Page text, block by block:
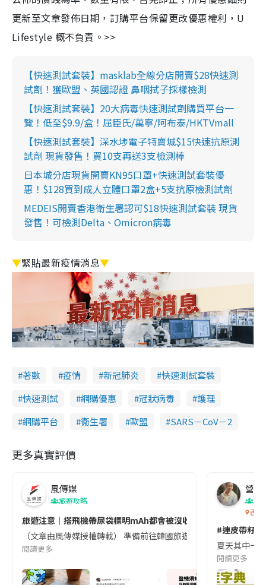
更新至文章發佈日期，訂購平台保留更改優惠權利，U
Lifestyle 概不負責。>>
【快速測試套裝】masklab全線分店開賣$28快速測
試劑！獲歐盟、英國認證 鼻咽拭子採樣檢測
【快速測試套裝】20大病毒快速測試劑購買平台一
覽！低至$9.9/盒！屈臣氏/萬寧/阿布泰/HKTVmall
【快速測試套裝】深水埗電子特賣城$15快速抗原測
試劑 現貨發售！買10支再送3支檢測棒
日本城分店現貨開賣KN95口罩+快速測試套裝優
惠！$128買到成人立體口罩2盒+5支抗原檢測試劑
MEDEIS開賣香港衛生署認可$18快速測試套裝 現貨
發售！可檢測Delta、Omicron病毒
▼緊貼最新疫情消息▼
著數 疫情 新冠肺炎
快速測試套裝
快速測試
網購優惠 冠狀病毒
護理
網購平台
衞生署 歐盟 SARS－CoV－2
更多真實評價
風傳媒
旅遊攻略
旅遊注意｜搭飛機帶尿袋標明mAh都會被沒收😱出發前切記檢查
（文章由風傳媒授權轉載） 準備前往韓國旅遊的民眾，近期要
閱讀更多
營養
香港
#連皮帶籽
夏天其中一
閱讀更多